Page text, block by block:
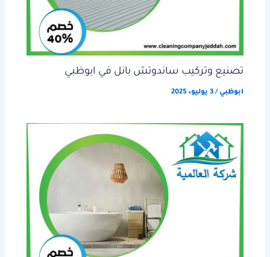
تصنيع وتركيب ساندوتش بانل في ابوظبي
ابوظبي /3 يوليو، 2025